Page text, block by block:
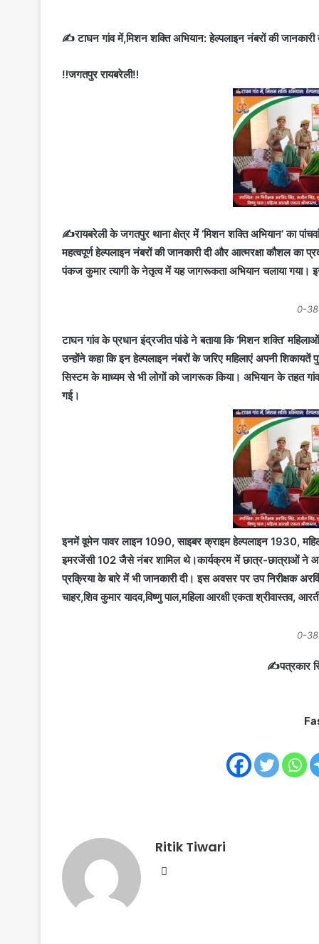
✍️ टाघन गांव में,मिशन शक्ति अभियान: हेल्पलाइन नंबरों की
‼️जगतपुर रायबरेली‼️
✍️रायबरेली के जगतपुर थाना क्षेत्र में ‘मिशन शक्ति अभियान’ का
महत्वपूर्ण हेल्पलाइन नंबरों की जानकारी दी और आत्मरक्षा कौशल का
पंकज कुमार त्यागी के नेतृत्व में यह जागरूकता अभियान चलाया गया।
0-
टाघन गांव के प्रधान इंद्रजीत पांडे ने बताया कि ‘मिशन शक्ति’
उन्होंने कहा कि इन हेल्पलाइन नंबरों के जरिए महिलाएं अपनी
सिस्टम के माध्यम से भी लोगों को जागरूक किया। अभियान के तहत
गई।
इनमें वूमेन पावर लाइन 1090, साइबर क्राइम हेल्पलाइन 1930,
इमरजेंसी 102 जैसे नंबर शामिल थे।कार्यक्रम में छात्र-छात्राओं ने
प्रक्रिया के बारे में भी जानकारी दी। इस अवसर पर उप निरीक्षक
चाहर,शिव कुमार यादव,विष्णु पाल,महिला आरक्षी एकता श्रीवास्तव,
0-
✍️पत्रकार
Ritik Tiwari
Website